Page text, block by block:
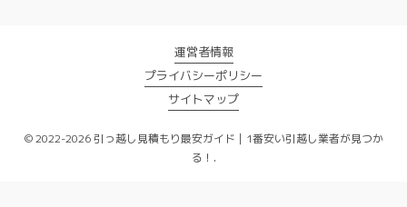
運営者情報
プライバシーポリシー
サイトマップ
© 2022-2026 引っ越し見積もり最安ガイド｜1番安い引越し業者が見つか
る！.